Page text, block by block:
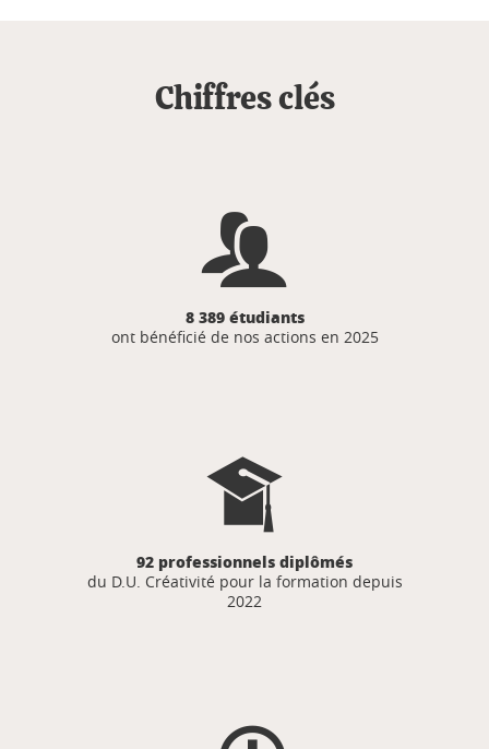
Chiffres clés
8 389 étudiants
ont bénéficié de nos actions en 2025
92 professionnels diplômés
du D.U. Créativité pour la formation depuis
2022